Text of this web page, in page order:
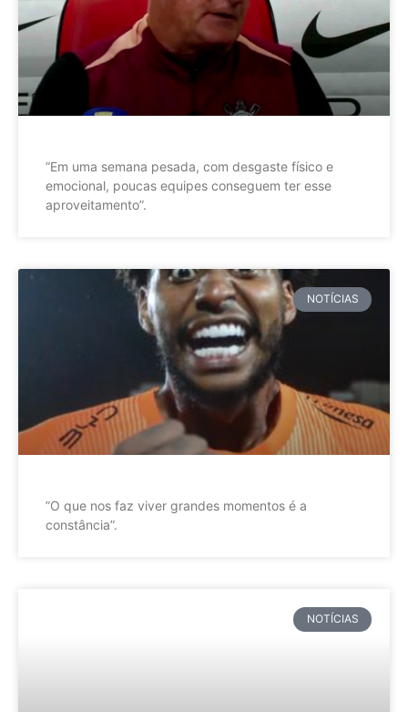
”Em uma semana pesada, com desgaste físico e
emocional, poucas equipes conseguem ter esse
aproveitamento”.
NOTÍCIAS
”O que nos faz viver grandes momentos é a
constância”.
NOTÍCIAS